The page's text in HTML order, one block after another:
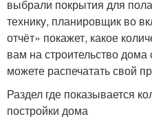
выбрали покрытия для
технику, планировщик во
отчёт» покажет, какое
вам на строительство
можете распечатать свой
Раздел где показывается
постройки дома